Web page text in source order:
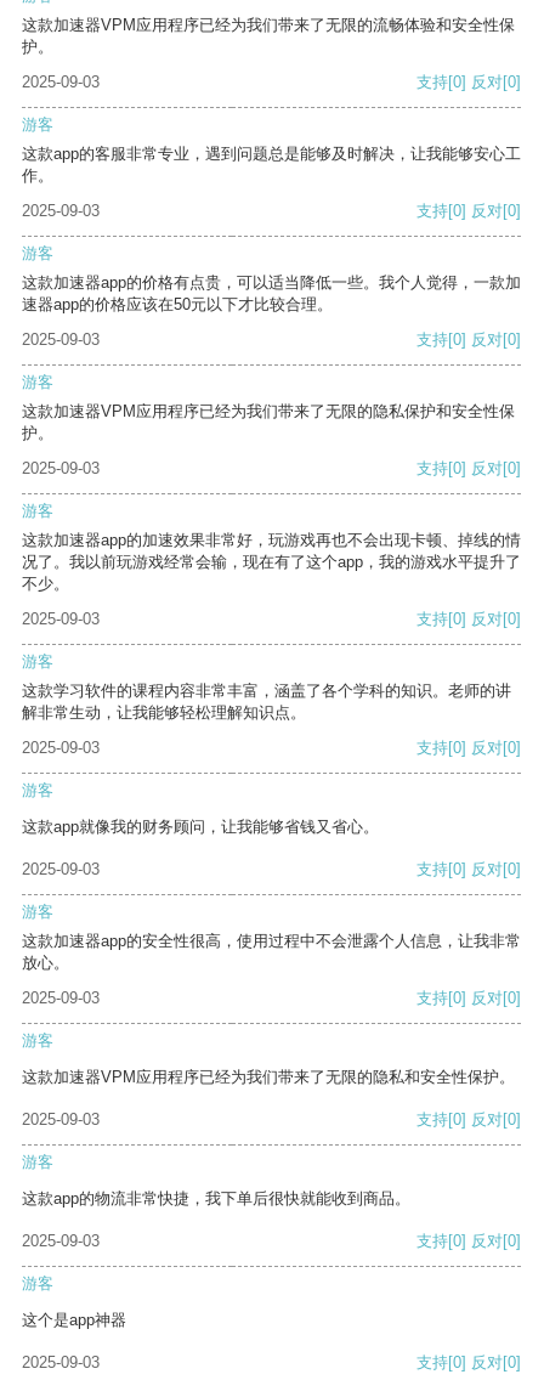
这款加速器VPM应用程序已经为我们带来了无限的流畅体验和安全性保
护。
2025-09-03
支持[0] 反对[0]
游客
这款app的客服非常专业，遇到问题总是能够及时解决，让我能够安心工
作。
2025-09-03
支持[0] 反对[0]
游客
这款加速器app的价格有点贵，可以适当降低一些。我个人觉得，一款加
速器app的价格应该在50元以下才比较合理。
2025-09-03
支持[0] 反对[0]
游客
这款加速器VPM应用程序已经为我们带来了无限的隐私保护和安全性保
护。
2025-09-03
支持[0] 反对[0]
游客
这款加速器app的加速效果非常好，玩游戏再也不会出现卡顿、掉线的情
况了。我以前玩游戏经常会输，现在有了这个app，我的游戏水平提升了
不少。
2025-09-03
支持[0] 反对[0]
游客
这款学习软件的课程内容非常丰富，涵盖了各个学科的知识。老师的讲
解非常生动，让我能够轻松理解知识点。
2025-09-03
支持[0] 反对[0]
游客
这款app就像我的财务顾问，让我能够省钱又省心。
2025-09-03 支持[0] 反对[0]
游客
这款加速器app的安全性很高，使用过程中不会泄露个人信息，让我非常
放心。
2025-09-03
支持[0] 反对[0]
游客
这款加速器VPM应用程序已经为我们带来了无限的隐私和安全性保护。
2025-09-03 支持[0] 反对[0]
游客
这款app的物流非常快捷，我下单后很快就能收到商品。
2025-09-03 支持[0] 反对[0]
游客
这个是app神器
2025-09-03 支持[0] 反对[0]